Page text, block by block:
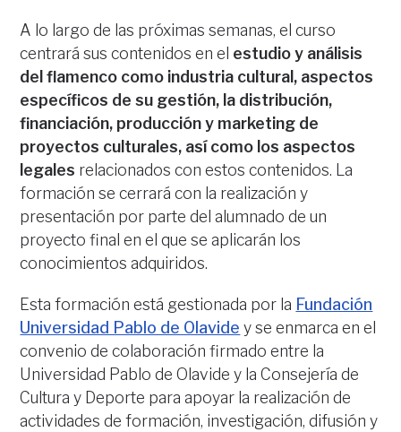
A lo largo de las próximas semanas, el curso
centrará sus contenidos en el estudio y análisis
del flamenco como industria cultural, aspectos
específicos de su gestión, la distribución,
financiación, producción y marketing de
proyectos culturales, así como los aspectos
legales relacionados con estos contenidos. La
formación se cerrará con la realización y
presentación por parte del alumnado de un
proyecto final en el que se aplicarán los
conocimientos adquiridos.
Esta formación está gestionada por la Fundación
Universidad Pablo de Olavide y se enmarca en el
convenio de colaboración firmado entre la
Universidad Pablo de Olavide y la Consejería de
Cultura y Deporte para apoyar la realización de
actividades de formación, investigación, difusión y